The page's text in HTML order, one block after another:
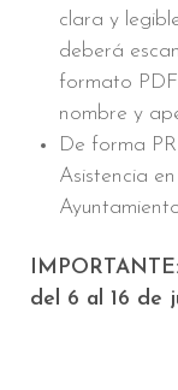
clara y
deberá
formato
nombre y
De forma
Asistencia
del 6 al 16 de